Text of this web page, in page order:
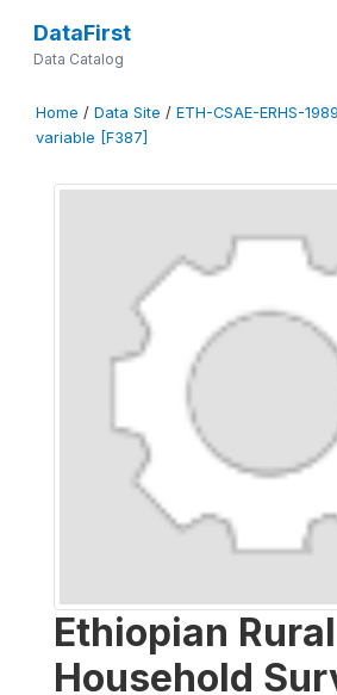
DataFirst
Data Catalog
Home / Data Site / ETH-CSAE-ERHS-
variable [F387]
Ethiopian Rural
Household